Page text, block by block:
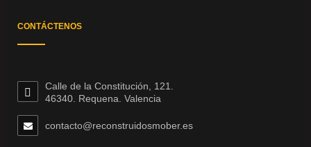
CONTÁCTENOS
Calle de la Constitución, 121.
46340. Requena. Valencia
contacto@reconstruidosmober.es